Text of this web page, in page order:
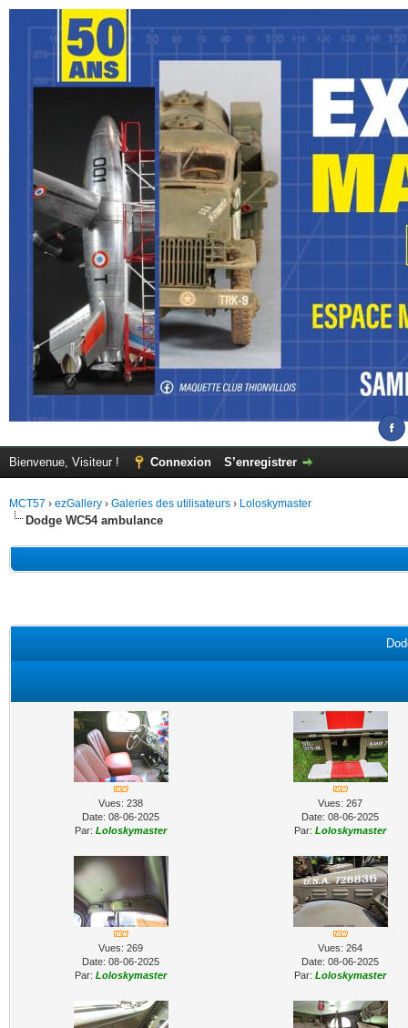
Bienvenue, Visiteur ! Connexion S’enregistrer
MCT57 › ezGallery › Galeries des utilisateurs › Loloskymaster
Dodge WC54 ambulance
Vues: 238
Date: 08-06-2025
Par: Loloskymaster
Vues: 267
Date: 08-06-2025
Par: Loloskymaster
Vues: 269
Date: 08-06-2025
Par: Loloskymaster
Vues: 264
Date: 08-06-2025
Par: Loloskymaster